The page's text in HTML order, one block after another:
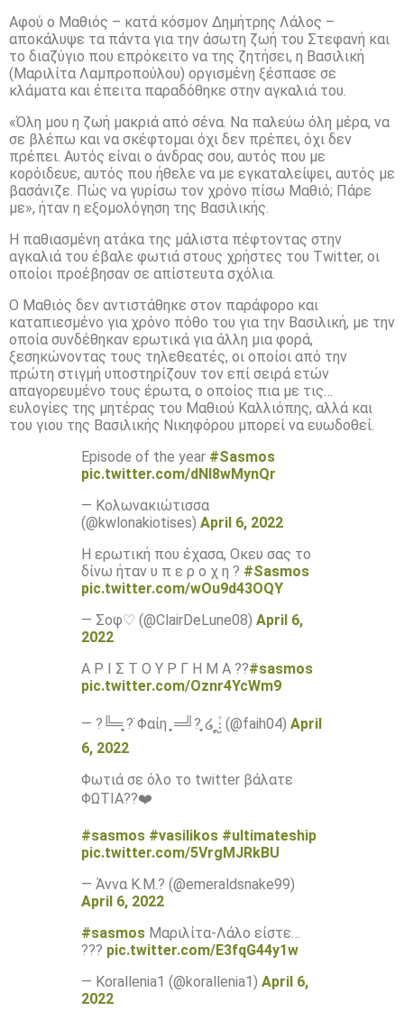
Αφού ο Μαθιός – κατά κόσμον Δημήτρης Λάλος –
αποκάλυψε τα πάντα για την άσωτη ζωή του Στεφανή και
το διαζύγιο που επρόκειτο να της ζητήσει, η Βασιλική
(Μαριλίτα Λαμπροπούλου) οργισμένη ξέσπασε σε
κλάματα και έπειτα παραδόθηκε στην αγκαλιά του.
«Όλη μου η ζωή μακριά από σένα. Να παλεύω όλη μέρα, να
σε βλέπω και να σκέφτομαι όχι δεν πρέπει, όχι δεν
πρέπει. Αυτός είναι ο άνδρας σου, αυτός που με
κορόιδευε, αυτός που ήθελε να με εγκαταλείψει, αυτός με
βασάνιζε. Πώς να γυρίσω τον χρόνο πίσω Μαθιό; Πάρε
με», ήταν η εξομολόγηση της Βασιλικής.
Η παθιασμένη ατάκα της μάλιστα πέφτοντας στην
αγκαλιά του έβαλε φωτιά στους χρήστες του Twitter, οι
οποίοι προέβησαν σε απίστευτα σχόλια.
Ο Μαθιός δεν αντιστάθηκε στον παράφορο και
καταπιεσμένο για χρόνο πόθο του για την Βασιλική, με την
οποία συνδέθηκαν ερωτικά για άλλη μια φορά,
ξεσηκώνοντας τους τηλεθεατές, οι οποίοι από την
πρώτη στιγμή υποστηρίζουν τον επί σειρά ετών
απαγορευμένο τους έρωτα, ο οποίος πια με τις…
ευλογίες της μητέρας του Μαθιού Καλλιόπης, αλλά και
του γιου της Βασιλικής Νικηφόρου μπορεί να ευωδοθεί.
Episode of the year #Sasmos
pic.twitter.com/dNI8wMynQr
— Κολωνακιώτισσα
(@kwlonakiotises) April 6, 2022
Η ερωτική που έχασα, Οκευ σας το
δίνω ήταν υ π ε ρ ο χ η ? #Sasmos
pic.twitter.com/wOu9d43OQY
— Σοφ♡ (@ClairDeLune08) April 6,
2022
Α Ρ Ι Σ Τ Ο Υ Ρ Γ Η Μ Α ??#sasmos
pic.twitter.com/Oznr4YcWm9
— ?╚═ ֶָ֪?࣪ Φαίη ֶָ֪ ═╝? ֶָ֪໒ ۫։ຼ (@faih04) April
6, 2022
Φωτιά σε όλο το twitter βάλατε
ΦΩΤΙΑ??❤️
#sasmos #vasilikos #ultimateship
pic.twitter.com/5VrgMJRkBU
— Άννα Κ.Μ.? (@emeraldsnake99)
April 6, 2022
#sasmos Μαριλίτα-Λάλο είστε…
??? pic.twitter.com/E3fqG44y1w
— Korallenia1 (@korallenia1) April 6,
2022